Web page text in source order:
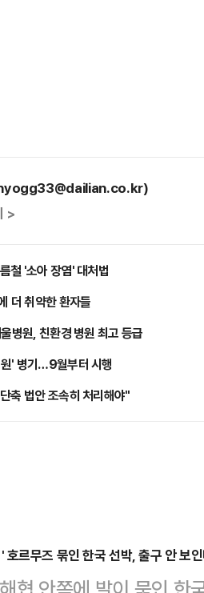
>
철 '소아 장염' 대처법
더 취약한 환자들
원, 친환경 병원 최고 등급
' 병기…9월부터 시행
축 법안 조속히 처리해야"
호르무즈 묶인 한국 선박, 출구 안 보